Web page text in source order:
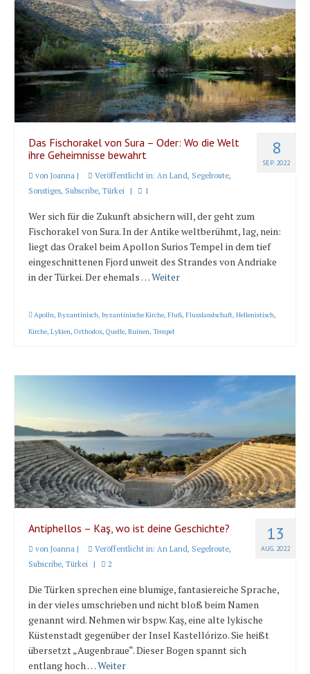
8
SEP. 2022
Das Fischorakel von Sura – Oder: Wo die Welt
ihre Geheimnisse bewahrt
von Joanna | Veröffentlicht in: An Land, Segelroute,
Sonstiges, Subscribe, Türkei | 1
Wer sich für die Zukunft absichern will, der geht zum
Fischorakel von Sura. In der Antike weltberühmt, lag, nein:
liegt das Orakel beim Apollon Surios Tempel in dem tief
eingeschnittenen Fjord unweit des Strandes von Andriake
in der Türkei. Der ehemals …Weiter
Apolln, Byzantinisch, byzantinische Kirche, Fluß, Flusslandschaft, Hellenistisch,
Kirche, Lykien, Orthodox, Quelle, Ruinen, Tempel
13
AUG. 2022
Antiphellos – Kaş, wo ist deine Geschichte?
von Joanna | Veröffentlicht in: An Land, Segelroute,
Subscribe, Türkei | 2
Die Türken sprechen eine blumige, fantasiereiche Sprache,
in der vieles umschrieben und nicht bloß beim Namen
genannt wird. Nehmen wir bspw. Kaş, eine alte lykische
Küstenstadt gegenüber der Insel Kastellórizo. Sie heißt
übersetzt „Augenbraue“. Dieser Bogen spannt sich
entlang hoch …Weiter